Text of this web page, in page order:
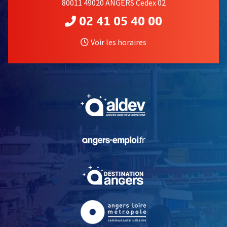
80011 49020 ANGERS Cedex 02
02 41 05 40 00
Voir les horaires
, Ouvre une nouvelle
, Ouvre une nouvelle